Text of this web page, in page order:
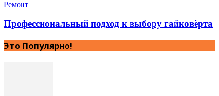
Ремонт
Профессиональный подход к выбору гайковёрта
Это Популярно!